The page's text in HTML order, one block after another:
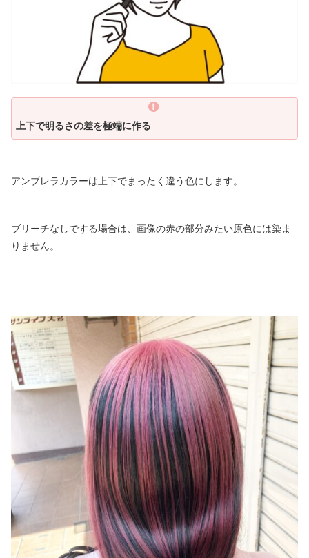
上下で明るさの差を極端に作る
アンブレラカラーは上下でまったく違う色にします。
ブリーチなしでする場合は、画像の赤の部分みたい原色には染ま
りません。